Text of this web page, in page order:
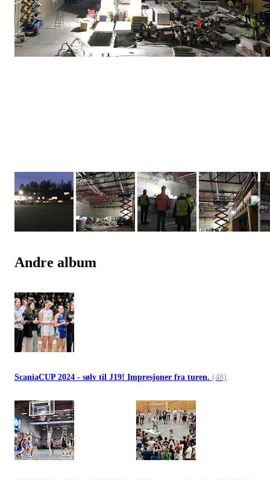
Andre album
ScaniaCUP 2024 - sølv til J19! Impresjoner fra turen. (48)